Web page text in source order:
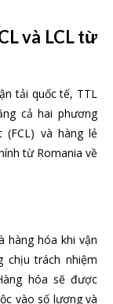
và LCL từ
tải quốc tế, TTL
cả hai phương
(FCL) và hàng lẻ
từ Romania về
hàng hóa khi vận
chịu trách nhiệm
hóa sẽ được
vào số lượng và